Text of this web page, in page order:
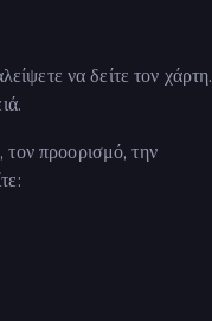
να δείτε τον χάρτη.
τον προορισμό, την